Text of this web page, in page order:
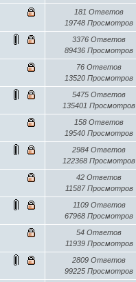
181 Ответов
19748 Просмотров
3376 Ответов
89436 Просмотров
76 Ответов
13520 Просмотров
5475 Ответов
135401 Просмотров
158 Ответов
19540 Просмотров
2984 Ответов
122368 Просмотров
42 Ответов
11587 Просмотров
1109 Ответов
67968 Просмотров
54 Ответов
11939 Просмотров
2809 Ответов
99225 Просмотров